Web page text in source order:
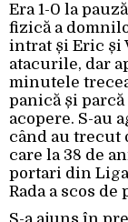
Era 1-0 la
fizică a
intrat și Eric și
atacurile, dar
minutele
panică și
acopere. S-au
când au trecut
care la 38 de
portari din Liga
Rada a scos